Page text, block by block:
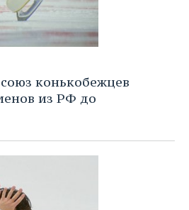
конькобежцев
из РФ до